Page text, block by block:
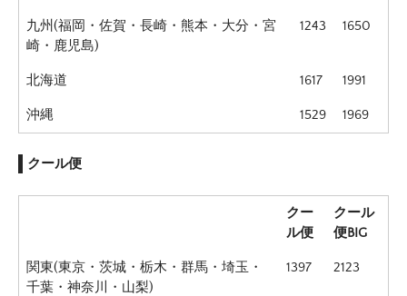
九州(福岡・佐賀・長崎・熊本・大分・宮
崎・鹿児島)
1243 1650
北海道 1617 1991
沖縄 1529 1969
クール便
クー
ル便
クール
便BIG
関東(東京・茨城・栃木・群馬・埼玉・
千葉・神奈川・山梨)
1397 2123